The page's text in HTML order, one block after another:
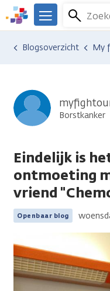
Overslaan
en
naar
We
er
Kanker.nl
Menu
Ervaringen van
Blogsoverzicht My
Borstkanker
Eindelijk is
ontmoeting
vriend
Openbaar blog